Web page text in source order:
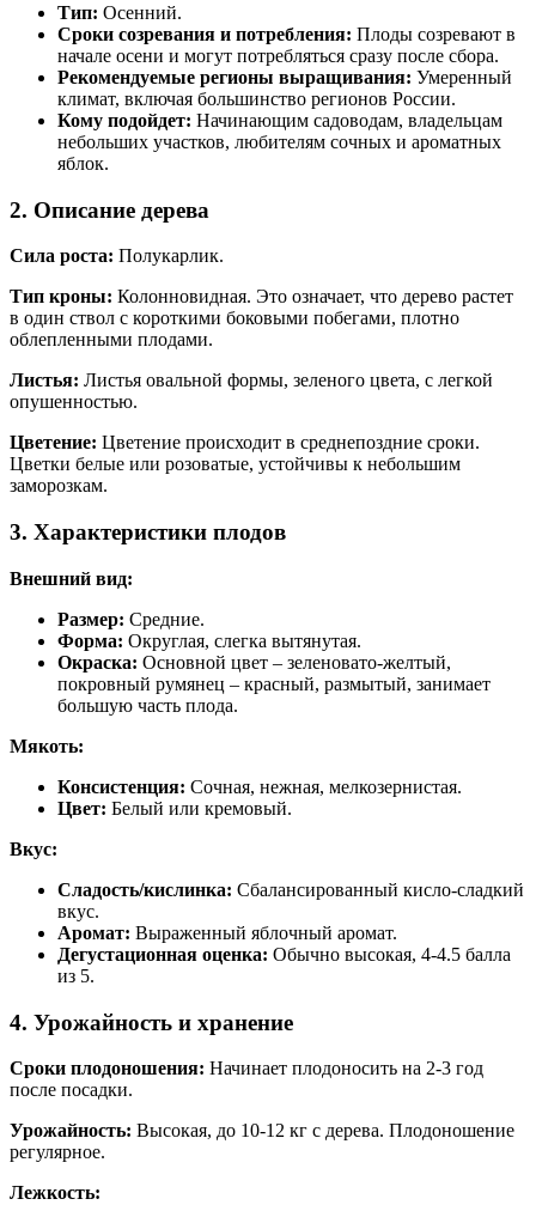
Тип: Осенний.
Сроки созревания и потребления: Плоды созревают в
начале осени и могут потребляться сразу после сбора.
Рекомендуемые регионы выращивания: Умеренный
климат, включая большинство регионов России.
Кому подойдет: Начинающим садоводам, владельцам
небольших участков, любителям сочных и ароматных
яблок.
2. Описание дерева
Сила роста: Полукарлик.
Тип кроны: Колонновидная. Это означает, что дерево растет
в один ствол с короткими боковыми побегами, плотно
облепленными плодами.
Листья: Листья овальной формы, зеленого цвета, с легкой
опушенностью.
Цветение: Цветение происходит в среднепоздние сроки.
Цветки белые или розоватые, устойчивы к небольшим
заморозкам.
3. Характеристики плодов
Внешний вид:
Размер: Средние.
Форма: Округлая, слегка вытянутая.
Окраска: Основной цвет – зеленовато-желтый,
покровный румянец – красный, размытый, занимает
большую часть плода.
Мякоть:
Консистенция: Сочная, нежная, мелкозернистая.
Цвет: Белый или кремовый.
Вкус:
Сладость/кислинка: Сбалансированный кисло-сладкий
вкус.
Аромат: Выраженный яблочный аромат.
Дегустационная оценка: Обычно высокая, 4-4.5 балла
из 5.
4. Урожайность и хранение
Сроки плодоношения: Начинает плодоносить на 2-3 год
после посадки.
Урожайность: Высокая, до 10-12 кг с дерева. Плодоношение
регулярное.
Лежкость: